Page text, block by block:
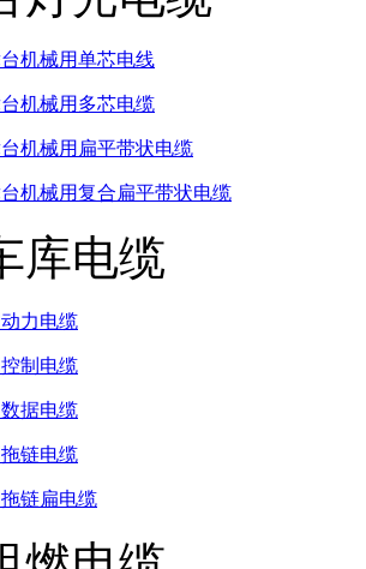
机械用单芯电线
机械用多芯电缆
机械用扁平带状电缆
机械用复合扁平带状电缆
库电缆
力电缆
制电缆
据电缆
链电缆
链扁电缆